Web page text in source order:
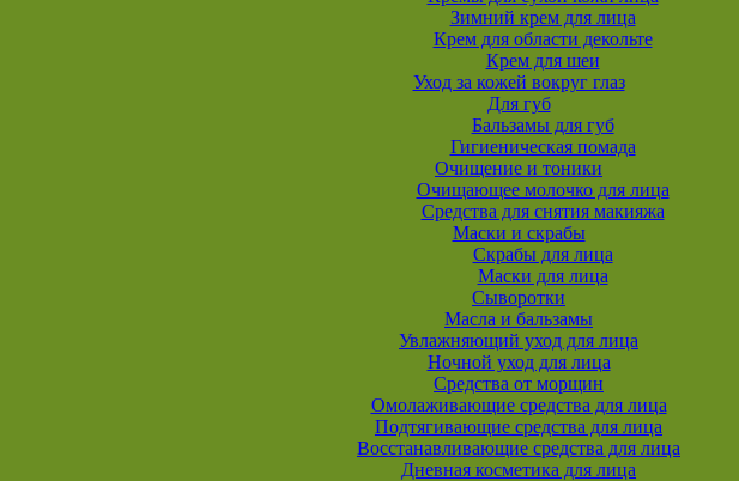
Зимний крем для лица
Крем для области декольте
Крем для шеи
Уход за кожей вокруг глаз
Для губ
Бальзамы для губ
Гигиеническая помада
Очищение и тоники
Очищающее молочко для лица
Средства для снятия макияжа
Маски и скрабы
Скрабы для лица
Маски для лица
Сыворотки
Масла и бальзамы
Увлажняющий уход для лица
Ночной уход для лица
Средства от морщин
Омолаживающие средства для лица
Подтягивающие средства для лица
Восстанавливающие средства для лица
Дневная косметика для лица